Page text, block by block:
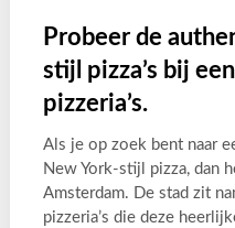
Probeer de
stijl pizza’s bij
pizzeria’s.
Als je op zoek bent naar
New York-stijl pizza, dan
Amsterdam. De stad zit
pizzeria’s die deze